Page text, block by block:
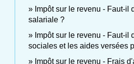
Impôt sur le revenu - Faut-il
salariale ?
Impôt sur le revenu - Faut-il
sociales et les aides versées
Impôt sur le revenu - Frais